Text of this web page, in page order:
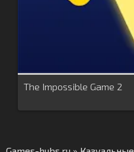
The Impossible Game 2